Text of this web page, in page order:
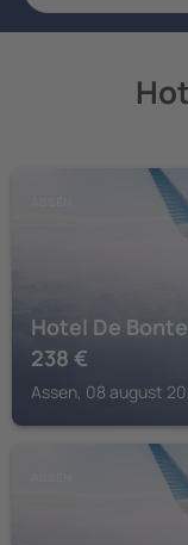
Hotel De
238 €
Assen, 08 august